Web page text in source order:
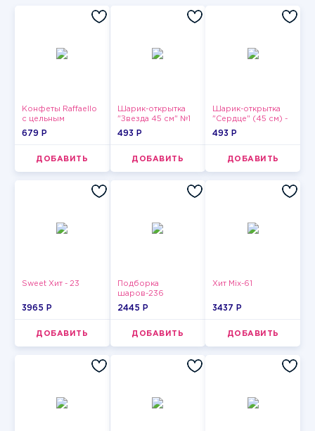
Конфеты Raffaello
с цельным
миндальным
обсыпке 150 г
679 P
ДОБАВИТЬ
Шарик-открытка
"Звезда 45 см" №1
493 P
ДОБАВИТЬ
Шарик-открытка
"Сердце" (45 см) -
2
493 P
ДОБАВИТЬ
Sweet Хит - 23
3965 P
ДОБАВИТЬ
Подборка
шаров-236
2445 P
ДОБАВИТЬ
Хит Mix-61
3437 P
ДОБАВИТЬ